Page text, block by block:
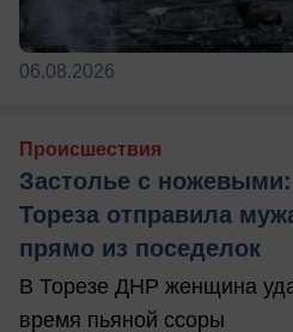
06.08.2026
Происшествия
Застолье с ножевыми:
Тореза отправила
прямо из поседелок
В Торезе ДНР женщина
время пьяной ссоры